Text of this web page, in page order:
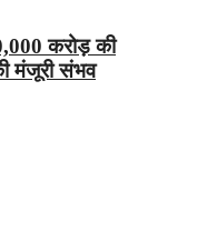
करोड़ की
मंजूरी संभव